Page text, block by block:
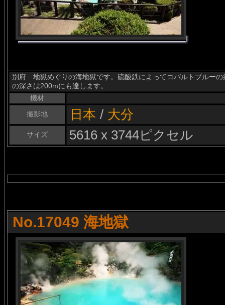
別府 地獄めぐりの海地獄です。硫酸鉄によってコバルトブルー
の深さは200mにも達します。
機材
撮影地
日本 / 大分
サイズ 5616 x 3744ピクセル
No.17049 海地獄